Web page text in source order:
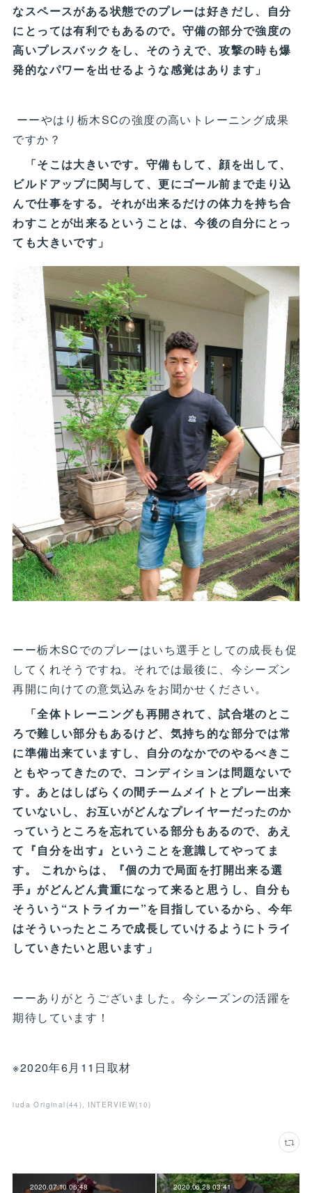
なスペースがある状態でのプレーは好きだし、自分
にとっては有利でもあるので。守備の部分で強度の
高いプレスバックをし、そのうえで、攻撃の時も爆
発的なパワーを出せるような感覚はあります」
ーーやはり栃木SCの強度の高いトレーニング成果
ですか？
「そこは大きいです。守備もして、顔を出して、
ビルドアップに関与して、更にゴール前まで走り込
んで仕事をする。それが出来るだけの体力を持ち合
わすことが出来るということは、今後の自分にとっ
ても大きいです」
ーー栃木SCでのプレーはいち選手としての成長も促
してくれそうですね。それでは最後に、今シーズン
再開に向けての意気込みをお聞かせください。
「全体トレーニングも再開されて、試合堪のとこ
ろで難しい部分もあるけど、気持ち的な部分では常
に準備出来ていますし、自分のなかでのやるべきこ
ともやってきたので、コンディションは問題ないで
す。あとはしばらくの間チームメイトとプレー出来
ていないし、お互いがどんなプレイヤーだったのか
っていうところを忘れている部分もあるので、あえ
て『自分を出す』ということを意識してやってま
す。 これからは、『個の力で局面を打開出来る選
手』がどんどん貴重になって来ると思うし、自分も
そういう“ストライカー”を目指しているから、今年
はそういったところで成長していけるようにトライ
していきたいと思います」
ーーありがとうございました。今シーズンの活躍を
期待しています！
※2020年6月11日取材
iuda Original (44 ) INTERVIEW( 10)
2020.07.10 06:48 2020.06.28 03:41